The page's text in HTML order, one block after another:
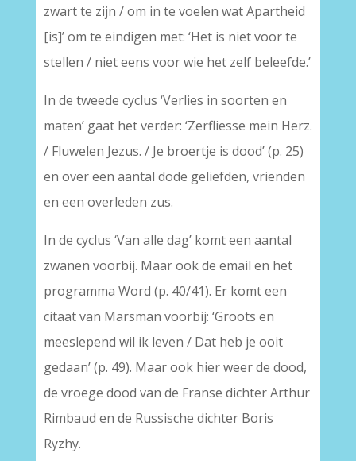
zwart te zijn / om in te voelen wat Apartheid
[is]’ om te eindigen met: ‘Het is niet voor te
stellen / niet eens voor wie het zelf beleefde.’
In de tweede cyclus ‘Verlies in soorten en
maten’ gaat het verder: ‘Zerfliesse mein Herz.
/ Fluwelen Jezus. / Je broertje is dood’ (p. 25)
en over een aantal dode geliefden, vrienden
en een overleden zus.
In de cyclus ‘Van alle dag’ komt een aantal
zwanen voorbij. Maar ook de email en het
programma Word (p. 40/41). Er komt een
citaat van Marsman voorbij: ‘Groots en
meeslepend wil ik leven / Dat heb je ooit
gedaan’ (p. 49). Maar ook hier weer de dood,
de vroege dood van de Franse dichter Arthur
Rimbaud en de Russische dichter Boris
Ryzhy.